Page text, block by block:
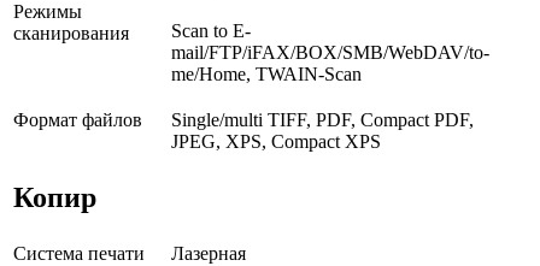
Режимы
сканирования
Scan to E-
mail/FTP/iFAX/BOX/SMB/WebDAV/to-
me/Home, TWAIN-Scan
Формат файлов
Single/multi TIFF, PDF, Compact PDF,
JPEG, XPS, Compact XPS
Копир
Система печати
Лазерная